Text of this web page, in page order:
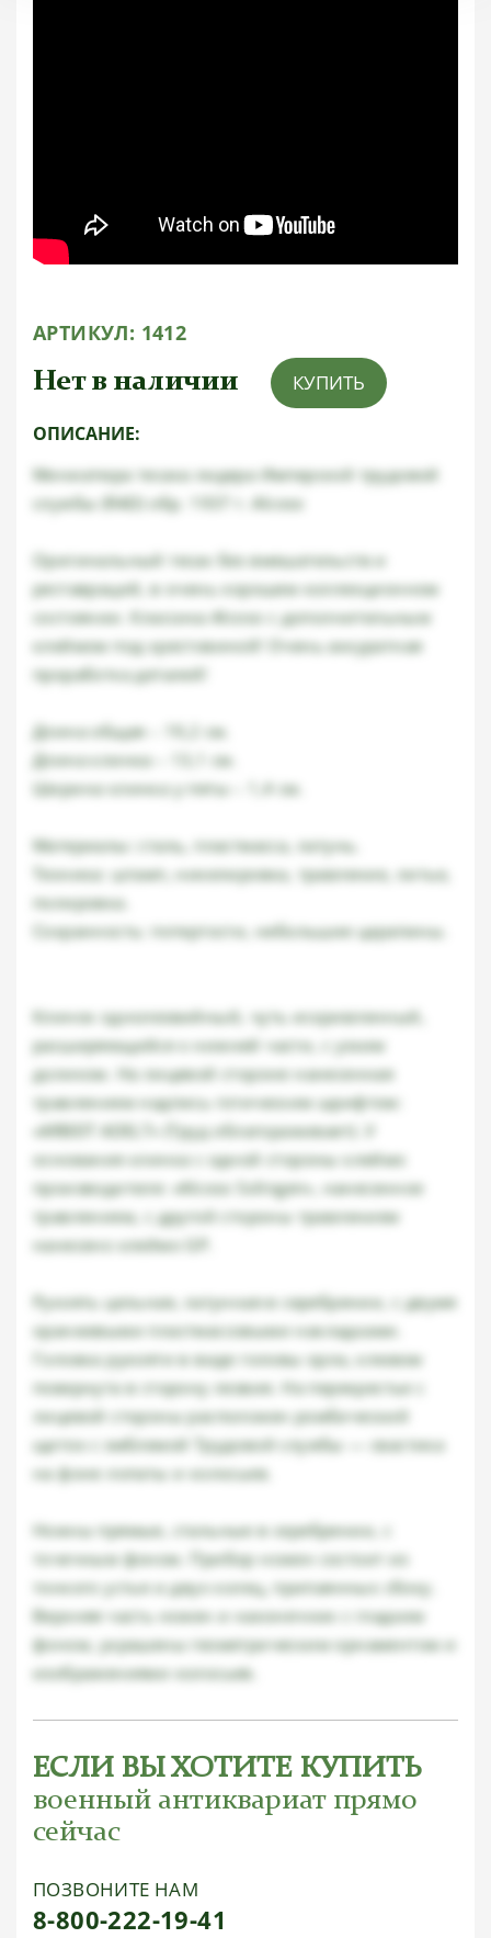
АРТИКУЛ: 1412
Нет в наличии КУПИТЬ
ОПИСАНИЕ:
Миниатюра тесака лидера Имперской трудовой
службы (RAD) обр. 1937 г. Alcoso
Оригинальный тесак без вмешательств и
реставраций, в очень хорошем коллекционном
состоянии. Классика Alcoso с дополнительным
клеймом под крестовиной! Очень аккуратная
проработка деталей!
Длина общая – 19,2 см.
Длина клинка – 13,1 см.
Ширина клинка у пяты – 1,4 см.
Материалы: сталь, пластмасса, латунь.
Техника: штамп, никелировка, травление, литье,
полировка.
Сохранность: потертости, небольшие царапины.
Клинок однолезвийный, чуть искривленный,
расширяющийся к нижней части, с узким
доликом. На лицевой стороне нанесенная
травлением надпись готическим шрифтом:
«ARBEIT ADELT» (Труд облагораживает). У
основания клинка с одной стороны клеймо
производителя: «Alcoso Solingen», нанесенное
травлением, с другой стороны травлением
нанесено клеймо GP.
Рукоять цельная, латунная в серебрении, с двумя
оранжевыми пластмассовыми накладками.
Головка рукояти в виде головы орла, клювом
повернута в сторону лезвия. На перекрестье с
лицевой стороны расположен ромбический
щиток с эмблемой Трудовой службы — свастика
на фоне лопаты и колосьев.
Ножны прямые, стальные в серебрении, с
точечным фоном. Прибор ножен состоит из
тонкого устья и двух колец, припаянных сбоку.
Верхняя часть ножен и наконечник с гладким
фоном, украшены геометрическим орнаментом и
изображениями колосьев.
ЕСЛИ ВЫ ХОТИТЕ КУПИТЬ
военный антиквариат прямо
сейчас
ПОЗВОНИТЕ НАМ
8-800-222-19-41